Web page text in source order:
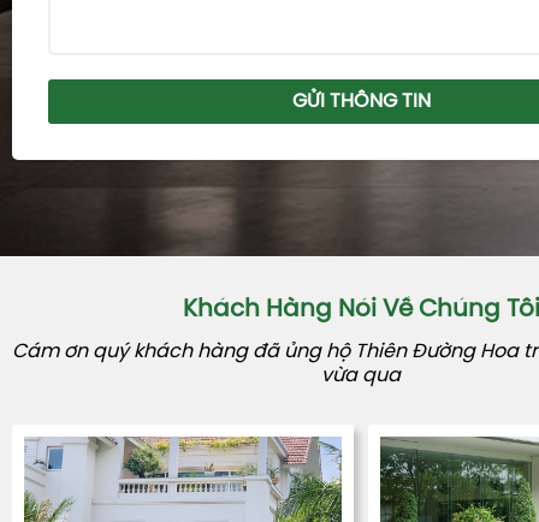
GỬI THÔNG TIN
Khách Hàng Nói Về Chúng Tôi
Cám ơn quý khách hàng đã ủng hộ Thiên Đường Hoa
vừa qua